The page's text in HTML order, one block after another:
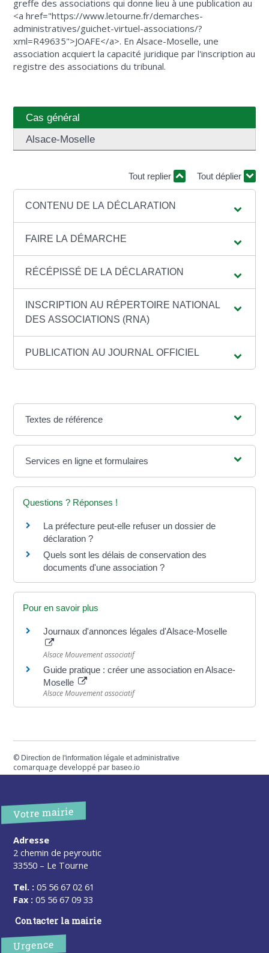
greffe des associations qui donne lieu à une publication au
<a href="https://www.letourne.fr/demarches-
administratives/guichet-virtuel-associations/?
xml=R49635">JOAFE</a>. En Alsace-Moselle, une
association acquiert la capacité juridique par l'inscription au
registre des associations du tribunal.
Cas général
Alsace-Moselle
Tout replier Tout déplier
CONTENU DE LA DÉCLARATION
FAIRE LA DÉMARCHE
RÉCÉPISSÉ DE LA DÉCLARATION
INSCRIPTION AU RÉPERTOIRE NATIONAL
DES ASSOCIATIONS (RNA)
PUBLICATION AU JOURNAL OFFICIEL
Textes de référence
Services en ligne et formulaires
Questions ? Réponses !
La préfecture peut-elle refuser un dossier de
déclaration ?
Quels sont les délais de conservation des
documents d'une association ?
Pour en savoir plus
Journaux d'annonces légales d'Alsace-Moselle
Alsace Mouvement associatif
Guide pratique : créer une association en Alsace-
Moselle
Alsace Mouvement associatif
© Direction de l'information légale et administrative
comarquage developpé parbaseo.io
Votre mairie
Adresse
2 chemin de peyroutic
33550 – Le Tourne
Tel. : 05 56 67 02 61
Fax : 05 56 67 09 33
Contacter la mairie
Urgence